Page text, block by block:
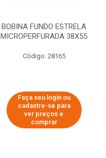
BOBINA FUNDO ESTRELA
MICROPERFURADA 38X55
Código: 28165
Faça seu login ou
cadastre-se para
ver preços e
comprar